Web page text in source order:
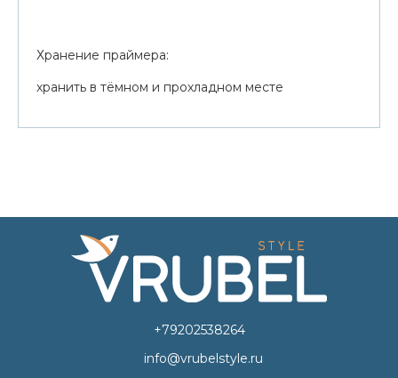
Хранение праймера:
хранить в тёмном и прохладном месте
+79202538264
info@vrubelstyle.ru